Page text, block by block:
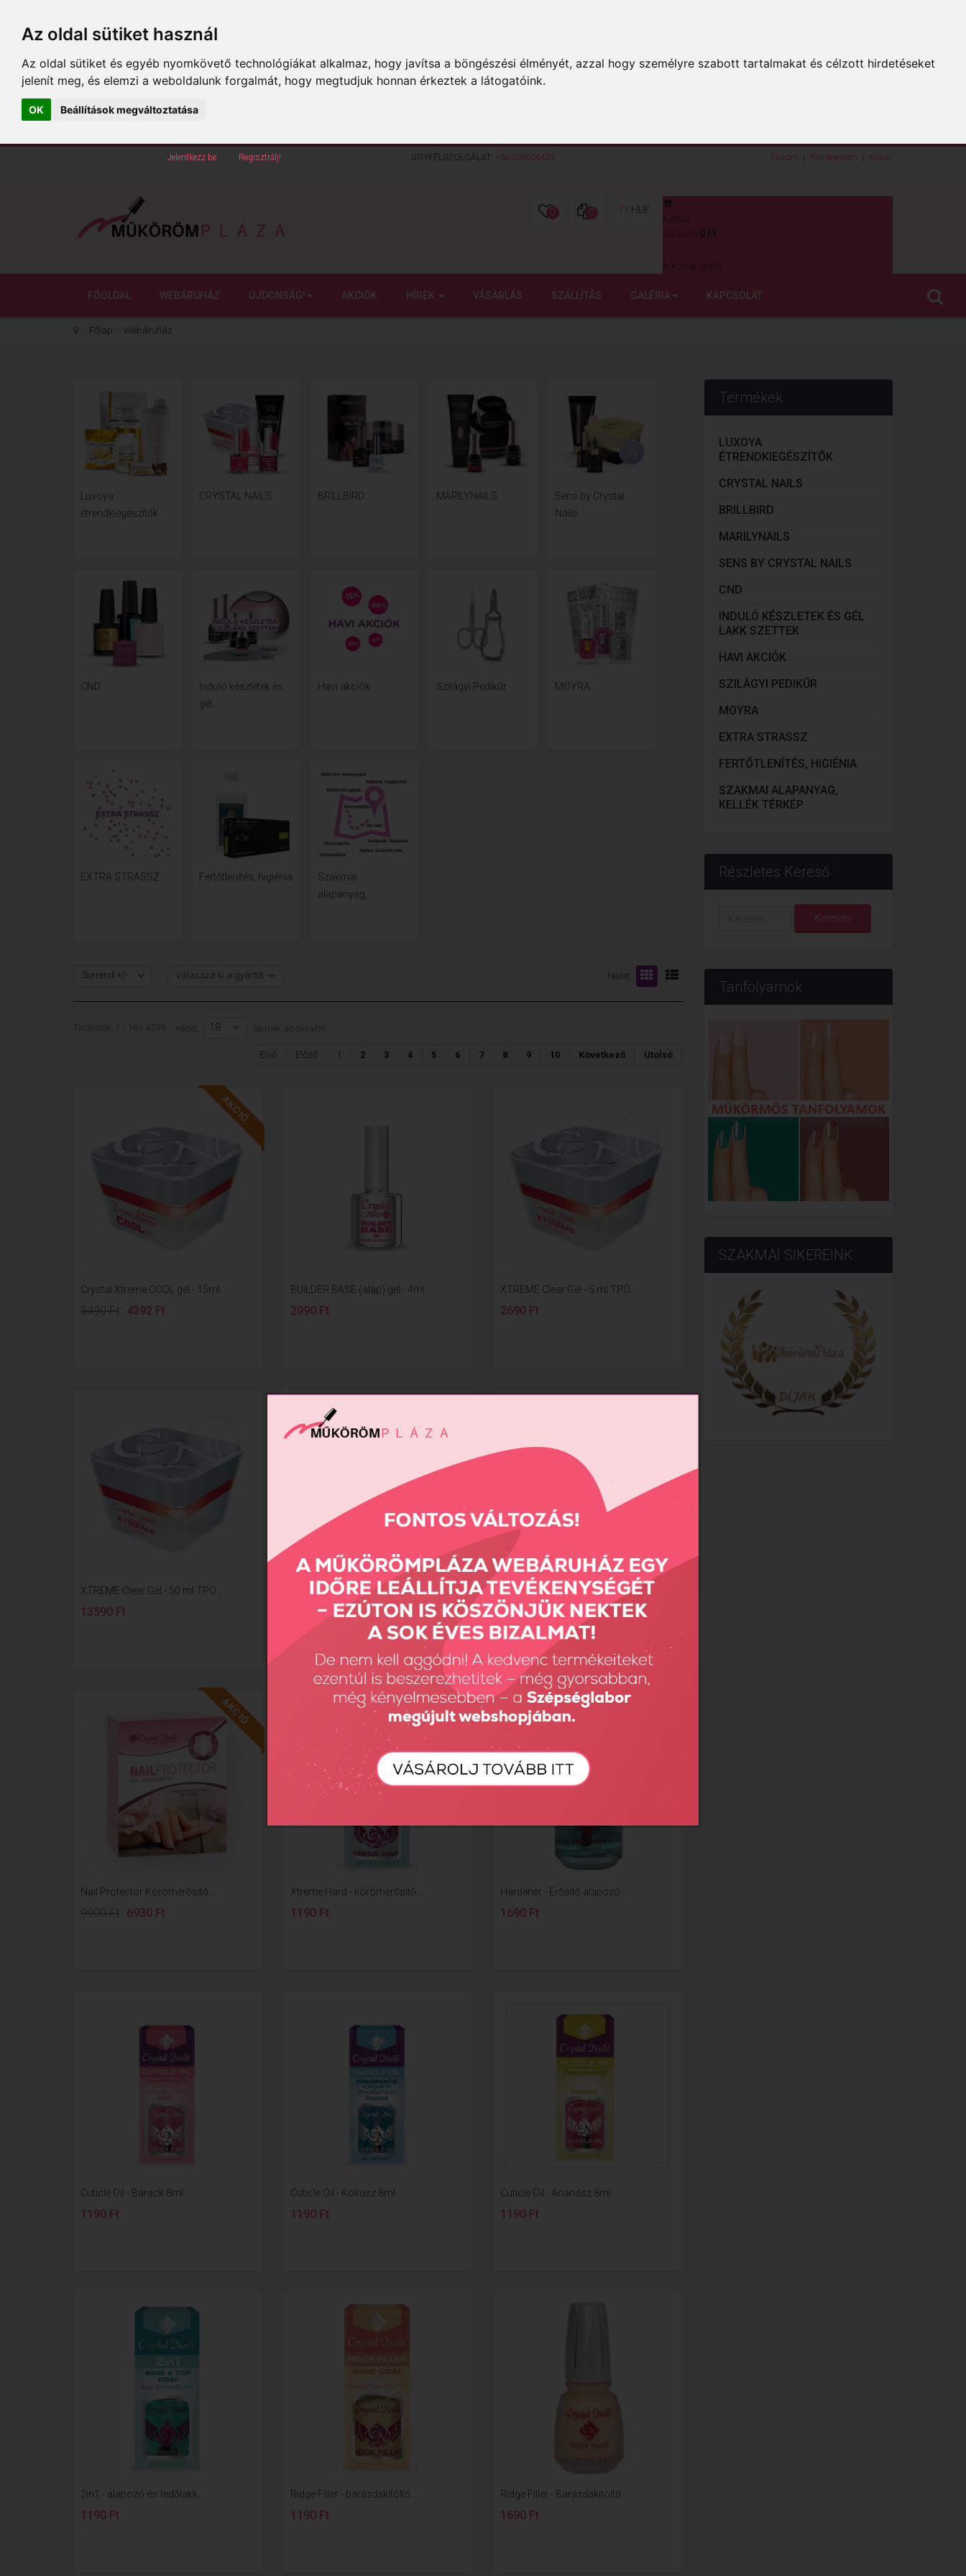
Az oldal sütiket használ
Az oldal sütiket és egyéb nyomkövető technológiákat alkalmaz, hogy javítsa a böngészési élményét, azzal hogy személyre szabott tartalmakat és célzott hirdetéseket
jelenít meg, és elemzi a weboldalunk forgalmát, hogy megtudjuk honnan érkeztek a látogatóink.
OK Beállítások megváltoztatása
Jelentkezz be Regisztrálj! ÜGYFÉLSZOLGÁLAT: +36303606429 Fiókom Rendeléseim Kosár
0 0 Ft HUF
Kosár
Összes: 0 Ft
A kosár üres!
FŐOLDAL WEBÁRUHÁZ ÚJDONSÁG! AKCIÓK HÍREK VÁSÁRLÁS SZÁLLÍTÁS GALÉRIA KAPCSOLAT
Főlap Webáruház
Luxoya
étrendkiegészítők
CRYSTAL NAILS BRILLBIRD MARILYNAILS
Sens by Crystal
Nails
CND
Induló készletek és
gél...
Havi akciók Szilágyi Pedikűr MOYRA
EXTRA STRASSZ Fertőtlenítés, higiénia
Szakmai
alapanyag,...
Nézet:
Sorrend +/- Válassza ki a gyártót
Találatok: 1 - 18 / 4298 nézet: 18 termék az oldalon
Első Előző 1 2 3 4 5 6 7 8 9 10 Következő Utolsó
AKCIÓ
Crystal Xtreme COOL gel - 15ml
5490 Ft 4392 Ft
BUILDER BASE (alap) gel - 4ml
2990 Ft
XTREME Clear Gel - 5 ml TPO...
2690 Ft
XTREME Clear Gel - 50 ml TPO...
13590 Ft
Xtreme Top Shine átlátszó...
2990 Ft
Weekly Top Coat fedőlakk - 8ml
1690 Ft
AKCIÓ
Nail Protector Körömerősítő...
9900 Ft 6930 Ft
Xtreme Hard - körömerősítő...
1190 Ft
Hardener - Erősítő alapozó...
1690 Ft
Cuticle Oil - Barack 8ml
1190 Ft
Cuticle Oil - Kókusz 8ml
1190 Ft
Cuticle Oil - Ananász 8ml
1190 Ft
2in1 - alapozó és fedőlakk...
1190 Ft
Ridge Filler - barázdakitöltő...
1190 Ft
Ridge Filler - Barázdakitöltő...
1690 Ft
Termékek
LUXOYA
ÉTRENDKIEGÉSZÍTŐK
CRYSTAL NAILS
BRILLBIRD
MARILYNAILS
SENS BY CRYSTAL NAILS
CND
INDULÓ KÉSZLETEK ÉS GÉL
LAKK SZETTEK
HAVI AKCIÓK
SZILÁGYI PEDIKŰR
MOYRA
EXTRA STRASSZ
FERTŐTLENÍTÉS, HIGIÉNIA
SZAKMAI ALAPANYAG,
KELLÉK TÉRKÉP
Részletes Kereső
Keresés
Tanfolyamok
SZAKMAI SIKEREINK